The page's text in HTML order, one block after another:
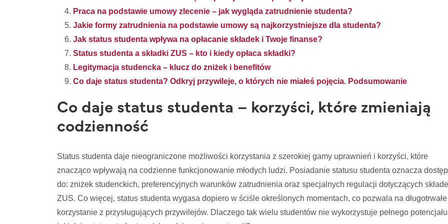
Praca na podstawie umowy zlecenie – jak wygląda zatrudnienie studenta?
Jakie formy zatrudnienia na podstawie umowy są najkorzystniejsze dla studenta?
Jak status studenta wpływa na opłacanie składek i Twoje finanse?
Status studenta a składki ZUS – kto i kiedy opłaca składki?
Legitymacja studencka – klucz do zniżek i benefitów
Co daje status studenta? Odkryj przywileje, o których nie miałeś pojęcia. Podsumowanie
Co daje status studenta – korzyści, które zmieniają
codzienność
Status studenta daje nieograniczone możliwości korzystania z szerokiej gamy uprawnień i korzyści, które
znacząco wpływają na codzienne funkcjonowanie młodych ludzi. Posiadanie statusu studenta oznacza dostęp
do: zniżek studenckich, preferencyjnych warunków zatrudnienia oraz specjalnych regulacji dotyczących
ZUS. Co więcej, status studenta wygasa dopiero w ściśle określonych momentach, co pozwala na długotrwałe
korzystanie z przysługujących przywilejów. Dlaczego tak wielu studentów nie wykorzystuje pełnego